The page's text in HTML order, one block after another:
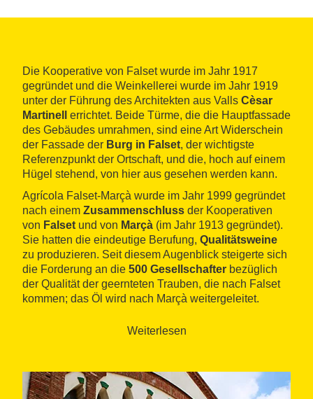
Die Kooperative von Falset wurde im Jahr 1917
gegründet und die Weinkellerei wurde im Jahr 1919
unter der Führung des Architekten aus Valls Cèsar
Martinell
errichtet. Beide Türme, die die Hauptfassade
des Gebäudes umrahmen, sind eine Art Widerschein
der Fassade der Burg in Falset, der wichtigste
Referenzpunkt der Ortschaft, und die, hoch auf einem
Hügel stehend, von hier aus gesehen werden kann.
Agrícola Falset-Marçà wurde im Jahr 1999 gegründet
nach einem Zusammenschluss der Kooperativen
von Falset und von Marçà (im Jahr 1913 gegründet).
Sie hatten die eindeutige Berufung, Qualitätsweine
zu produzieren. Seit diesem Augenblick steigerte sich
die Forderung an die 500 Gesellschafter bezüglich
der Qualität der geernteten Trauben, die nach Falset
kommen; das Öl wird nach Marçà weitergeleitet.
250 HektarWeinberge mit den
Trauben-Varietäten Grenache Blanc und Macabeo.
Im Jahr 1999 wurde die Umstellung der Weinkellerei
Weiterlesen